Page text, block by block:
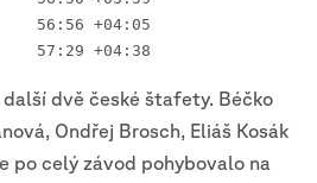
14 Great Britain 	56:56 +04:05
15 New Zealand 		57:29 +04:38
dvě české štafety. Béčko
Ondřej Brosch, Eliáš Kosák
po celý závod pohybovalo na